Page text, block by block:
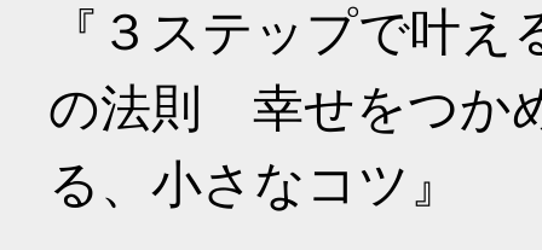
『３ステップで叶
の法則 幸せをつか
る、小さなコツ』